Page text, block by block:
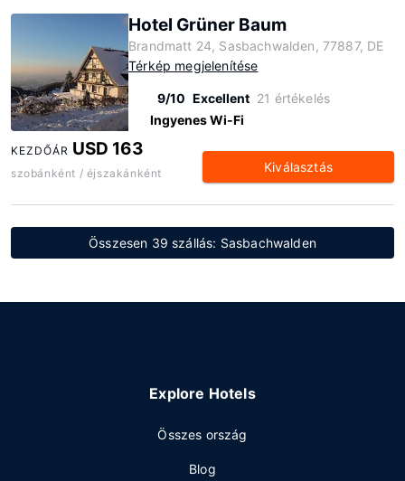
Hotel Grüner Baum
Brandmatt 24, Sasbachwalden, 77887, DE
Térkép megjelenítése
9/10 Excellent 21 értékelés
Ingyenes Wi-Fi
KEZDŐÁR USD 163
szobánként / éjszakánként Kiválasztás
Összesen 39 szállás: Sasbachwalden
Explore Hotels
Összes ország
Blog